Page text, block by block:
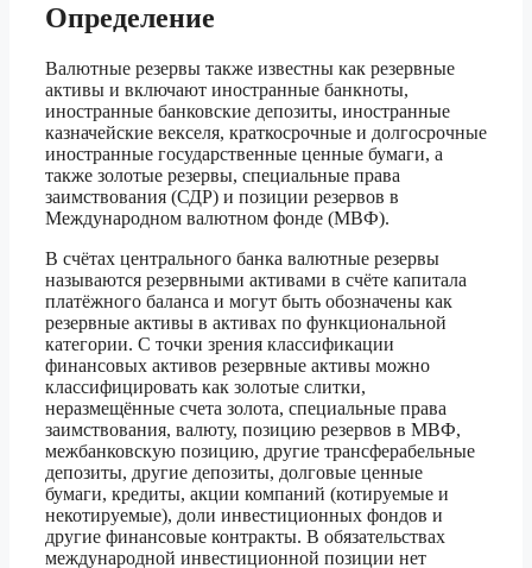
Определение
Валютные резервы также известны как резервные
активы и включают иностранные банкноты,
иностранные банковские депозиты, иностранные
казначейские векселя, краткосрочные и долгосрочные
иностранные государственные ценные бумаги, а
также золотые резервы, специальные права
заимствования (СДР) и позиции резервов в
Международном валютном фонде (МВФ).
В счётах центрального банка валютные резервы
называются резервными активами в счёте капитала
платёжного баланса и могут быть обозначены как
резервные активы в активах по функциональной
категории. С точки зрения классификации
финансовых активов резервные активы можно
классифицировать как золотые слитки,
неразмещённые счета золота, специальные права
заимствования, валюту, позицию резервов в МВФ,
межбанковскую позицию, другие трансферабельные
депозиты, другие депозиты, долговые ценные
бумаги, кредиты, акции компаний (котируемые и
некотируемые), доли инвестиционных фондов и
другие финансовые контракты. В обязательствах
международной инвестиционной позиции нет